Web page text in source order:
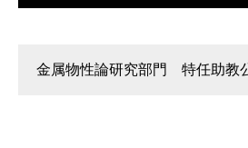
金属物性論研究部門 特任助教